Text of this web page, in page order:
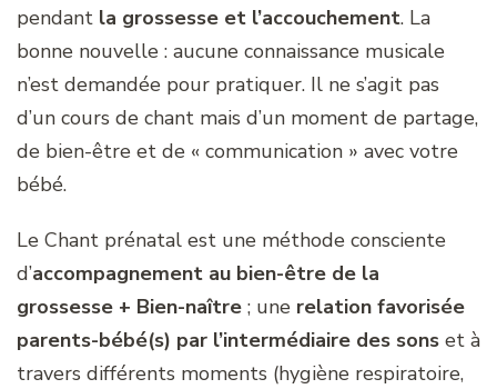
pendant la grossesse et l’accouchement. La
bonne nouvelle : aucune connaissance musicale
n’est demandée pour pratiquer. Il ne s’agit pas
d’un cours de chant mais d’un moment de partage,
de bien-être et de « communication » avec votre
bébé.
Le Chant prénatal est une méthode consciente
d’accompagnement au bien-être de la
grossesse + Bien-naître ; une relation favorisée
parents-bébé(s) par l’intermédiaire des sons et à
travers différents moments (hygiène respiratoire,